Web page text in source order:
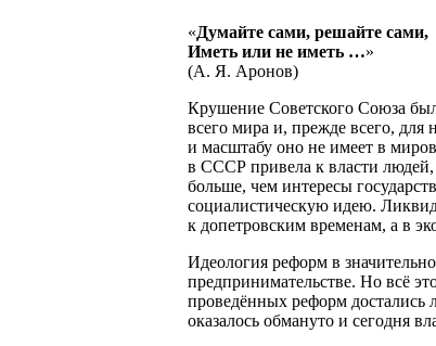
«Думайте сами, решайте сами,
Иметь или не иметь …»
(А. Я. Аронов)
Крушение Советского Союза
всего мира и, прежде всего,
и масштабу оно не имеет в
в СССР привела к власти людей,
больше, чем интересы
социалистическую идею.
к допетровским временам, а в
Идеология реформ в
предпринимательстве. Но всё
проведённых реформ
оказалось обмануто и сегодня